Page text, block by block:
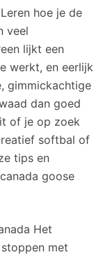
hoe je de
veel
lijkt een
werkt, en eerlijk
gimmickachtige
dan goed
of je op zoek
softbal of
tips en
goose
Het
met